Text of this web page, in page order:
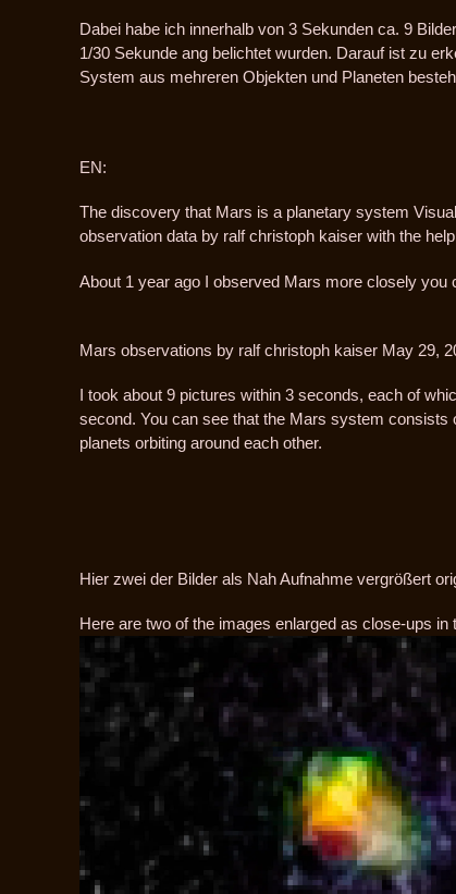
Dabei habe ich innerhalb von 3 Sekunden ca. 9
1/30 Sekunde ang belichtet wurden. Darauf ist zu
System aus mehreren Objekten und Planeten
EN:
The discovery that Mars is a planetary system
observation data by ralf christoph kaiser with the
About 1 year ago I observed Mars more closely you
Mars observations by ralf christoph kaiser May 29,
I took about 9 pictures within 3 seconds, each of
second. You can see that the Mars system consists
planets orbiting around each other.
Hier zwei der Bilder als Nah Aufnahme vergrößert
Here are two of the images enlarged as close-ups in